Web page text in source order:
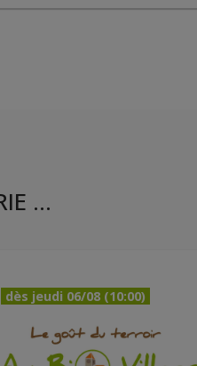
...
dès jeudi 06/08 (10:00)